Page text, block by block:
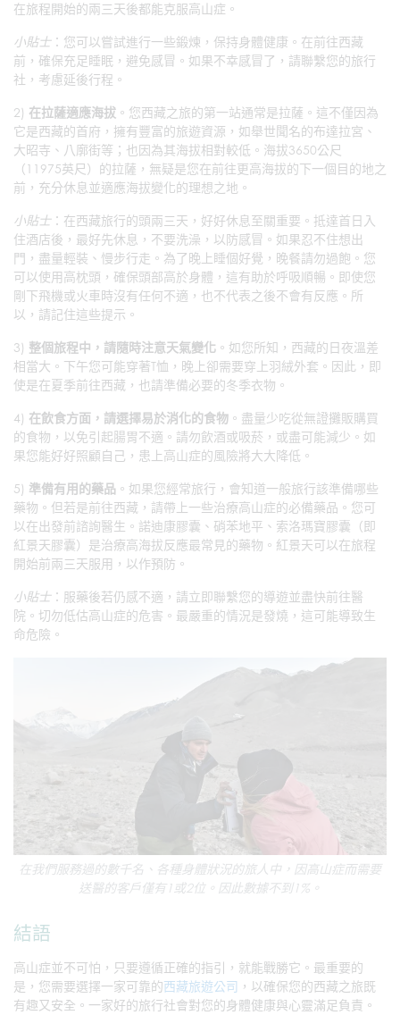
在旅程開始的兩三天後都能克服高山症。
小貼士：您可以嘗試進行一些鍛煉，保持身體健康。在前往西藏
前，確保充足睡眠，避免感冒。如果不幸感冒了，請聯繫您的旅行
社，考慮延後行程。
2) 在拉薩適應海拔 。您西藏之旅的第一站通常是拉薩。這不僅因為
它是西藏的首府，擁有豐富的旅遊資源，如舉世聞名的布達拉宮、
大昭寺、八廓街等；也因為其海拔相對較低。海拔3650公尺
（11975英尺）的拉薩，無疑是您在前往更高海拔的下一個目的地之
前，充分休息並適應海拔變化的理想之地。
小貼士：在西藏旅行的頭兩三天，好好休息至關重要。抵達首日入
住酒店後，最好先休息，不要洗澡，以防感冒。如果忍不住想出
門，盡量輕裝、慢步行走。為了晚上睡個好覺，晚餐請勿過飽。您
可以使用高枕頭，確保頭部高於身體，這有助於呼吸順暢。即使您
剛下飛機或火車時沒有任何不適，也不代表之後不會有反應。所
以，請記住這些提示。
3) 整個旅程中，請隨時注意天氣變化 。如您所知，西藏的日夜溫差
相當大。下午您可能穿著T恤，晚上卻需要穿上羽絨外套。因此，即
使是在夏季前往西藏，也請準備必要的冬季衣物。
4) 在飲食方面，請選擇易於消化的食物 。盡量少吃從無證攤販購買
的食物，以免引起腸胃不適。請勿飲酒或吸菸，或盡可能減少。如
果您能好好照顧自己，患上高山症的風險將大大降低。
5) 準備有用的藥品 。如果您經常旅行，會知道一般旅行該準備哪些
藥物。但若是前往西藏，請帶上一些治療高山症的必備藥品。您可
以在出發前諮詢醫生。諾迪康膠囊、硝苯地平、索洛瑪寶膠囊（即
紅景天膠囊）是治療高海拔反應最常見的藥物。紅景天可以在旅程
開始前兩三天服用，以作預防。
小貼士：服藥後若仍感不適，請立即聯繫您的導遊並盡快前往醫
院。切勿低估高山症的危害。最嚴重的情況是發燒，這可能導致生
命危險。
在我們服務過的數千名、各種身體狀況的旅人中，因高山症而需要
送醫的客戶僅有1或2位。因此數據不到1%。
結語
高山症並不可怕，只要遵循正確的指引，就能戰勝它。最重要的
是，您需要選擇一家可靠的西藏旅遊公司 ，以確保您的西藏之旅既
有趣又安全。一家好的旅行社會對您的身體健康與心靈滿足負責。